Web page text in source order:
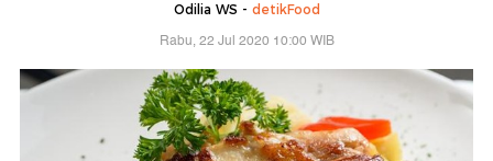
Odilia WS - detikFood
Rabu, 22 Jul 2020 10:00 WIB